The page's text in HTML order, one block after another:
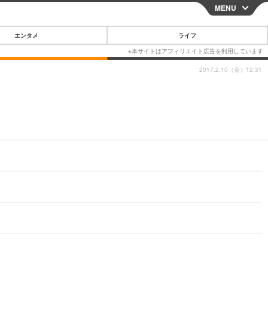
CLOSE
MENU
エンタメ ライフ
2017.2.10（金）12:31